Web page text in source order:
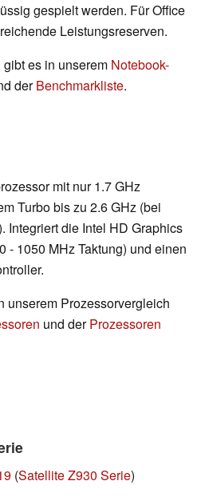
gespielt werden. Für Office
Leistungsreserven.
es in unserem Notebook-
derBenchmarkliste.
mit nur 1.7 GHz
Turbo bis zu 2.6 GHz (bei
Integriert die Intel HD Graphics
- 1050 MHz Taktung) und einen
unserem Prozessorvergleich
und derProzessoren
(Satellite Z930 Serie)